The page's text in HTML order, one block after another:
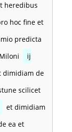
heredibus
hoc fine et
predicta
ij
dimidiam de
scilicet
et dimidiam
ea et